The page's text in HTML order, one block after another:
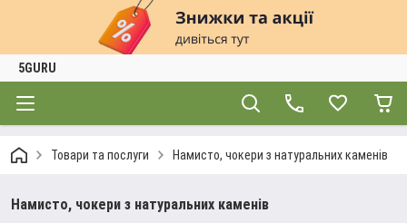
5GURU
Товари та послуги Намисто, чокери з натуральних каменів
Намисто, чокери з натуральних каменів